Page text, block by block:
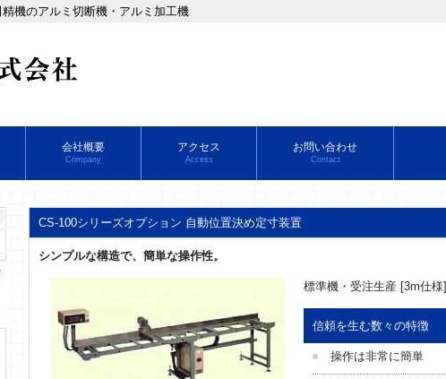
機のアルミ切断機・アルミ加工機
会社概要
Company
アクセス
Access
お問い合わせ
Contact
CS-100シリーズオプション 自動位置決め定寸装置
シンプルな構造で、簡単な操作性。
標準機・受注生産 [3m仕様]
信頼を生む数々の特徴
操作は非常に簡単